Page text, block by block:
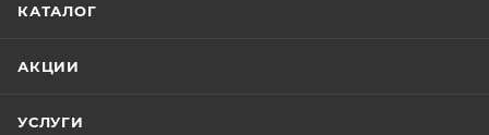
КАТАЛОГ
АКЦИИ
УСЛУГИ